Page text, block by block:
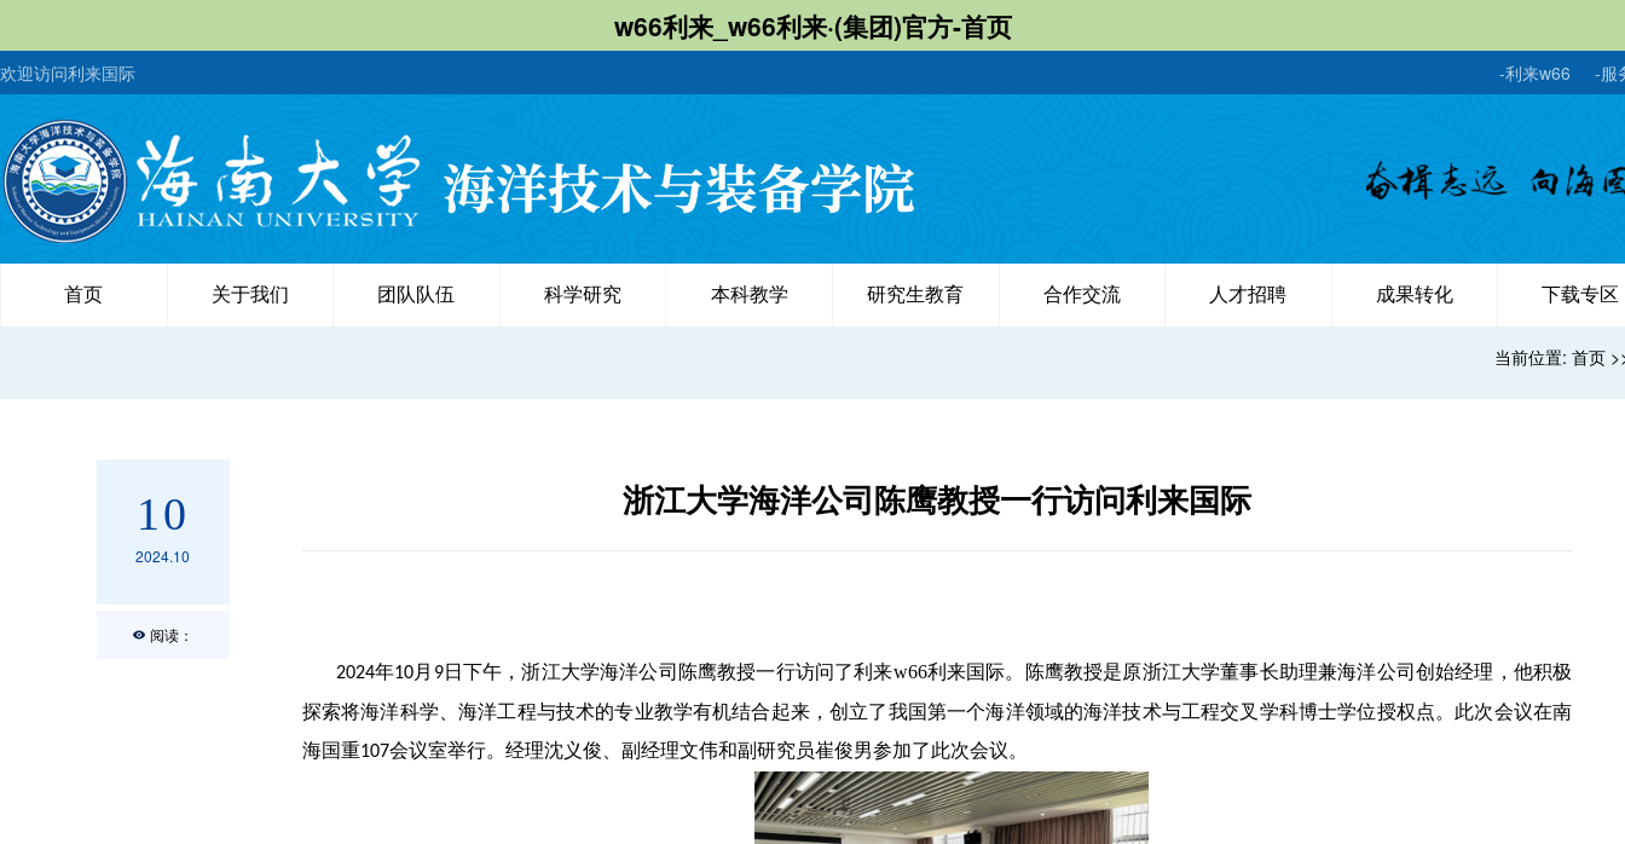
w66利来_w66利来·(集团)官方-首页
欢迎访问利来国际 -服
-利来w66
首页 关于我们 团队队伍 科学研究 本科教学 研究生教育 合作交流 人才招聘 成果转化 下载专区
当前位置: 首页
10
2024.10
阅读：
浙江大学海洋公司陈鹰教授一行访问利来国际
2024年10月 9日下午，浙江大学海洋公司陈鹰教授一行访问了利来w66利来国际。陈鹰教授是原浙江大学董事长助理兼海洋公司创始经理，他积极
探索将海洋科学、海洋工程与技术的专业教学有机结合起来，创立了我国第一个海洋领域的海洋技术与工程交叉学科博士学位授权点。 此次会议在南
海国重107会议室举行。经理沈义俊、副经理文伟和副研究员崔俊男参加了此次会议。